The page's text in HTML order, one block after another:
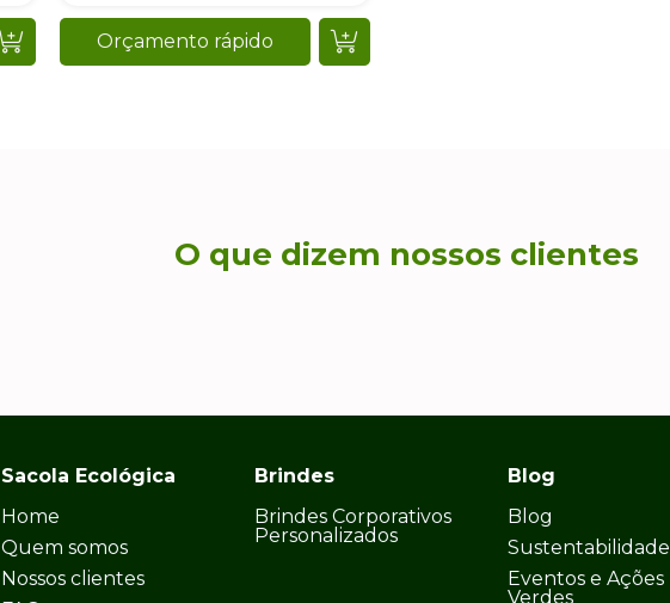
Orçamento rápido
O que dizem nossos clientes
Sacola Ecológica
Home
Quem somos
Nossos clientes
Brindes
Brindes Corporativos
Personalizados
Blog
Blog
Sustentabilidade
Eventos e Ações
Verdes